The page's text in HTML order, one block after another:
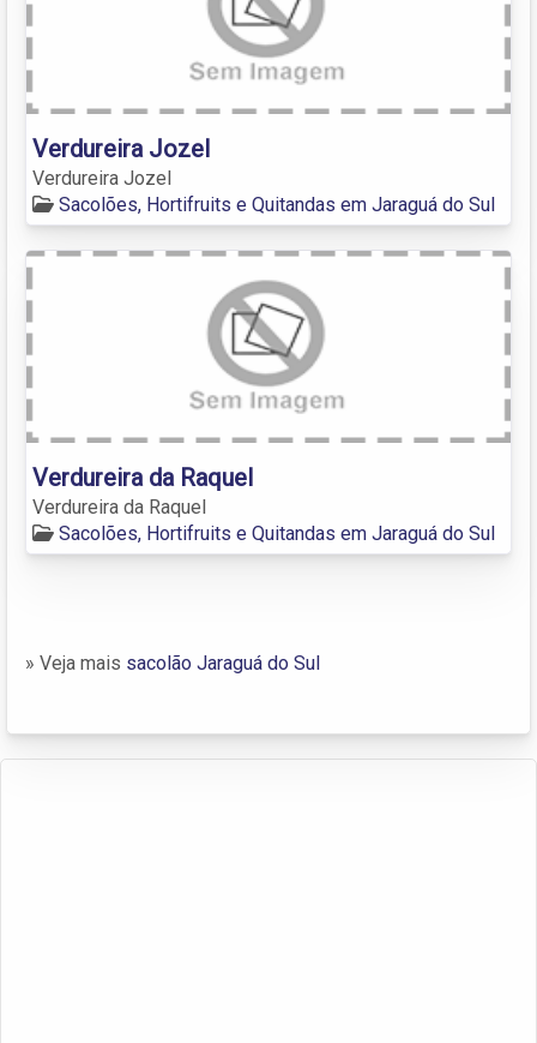
Verdureira Jozel
Verdureira Jozel
Sacolões, Hortifruits e Quitandas em Jaraguá do Sul
Verdureira da Raquel
Verdureira da Raquel
Sacolões, Hortifruits e Quitandas em Jaraguá do Sul
» Veja mais sacolão Jaraguá do Sul